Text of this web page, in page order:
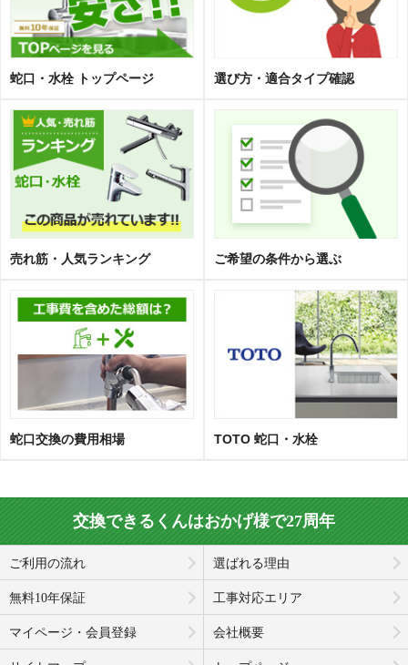
蛇口・水栓 トップページ 選び方・適合タイプ確認
売れ筋・人気ランキング ご希望の条件から選ぶ
蛇口交換の費用相場 TOTO 蛇口・水栓
交換できるくんはおかげ様で27周年
ご利用の流れ 選ばれる理由
無料10年保証 工事対応エリア
マイページ・会員登録 会社概要